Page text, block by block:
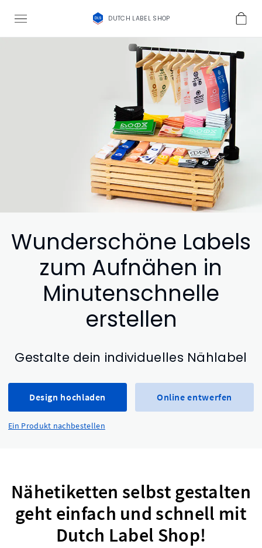
DUTCH LABEL SHOP
Wunderschöne Labels
zum Aufnähen in
Minutenschnelle
erstellen
Gestalte dein individuelles Nählabel
Design hochladen Online entwerfen
Ein Produkt nachbestellen
Nähetiketten selbst gestalten
geht einfach und schnell mit
Dutch Label Shop!